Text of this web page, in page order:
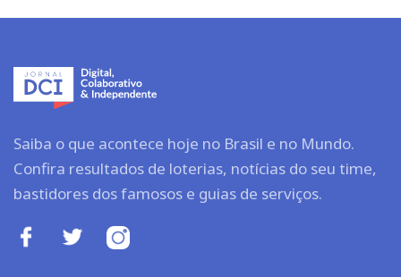
Saiba o que acontece hoje no Brasil e no Mundo.
Confira resultados de loterias, notícias do seu time,
bastidores dos famosos e guias de serviços.